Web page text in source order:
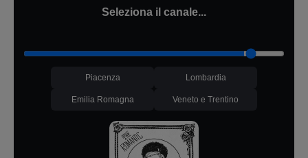
Seleziona il canale...
Piacenza Lombardia
Emilia Romagna Veneto e Trentino